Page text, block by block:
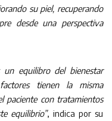
su piel, recuperando
desde una perspectiva
equilibro del bienestar
tienen la misma
paciente con tratamientos
equilibrio”, indica por su